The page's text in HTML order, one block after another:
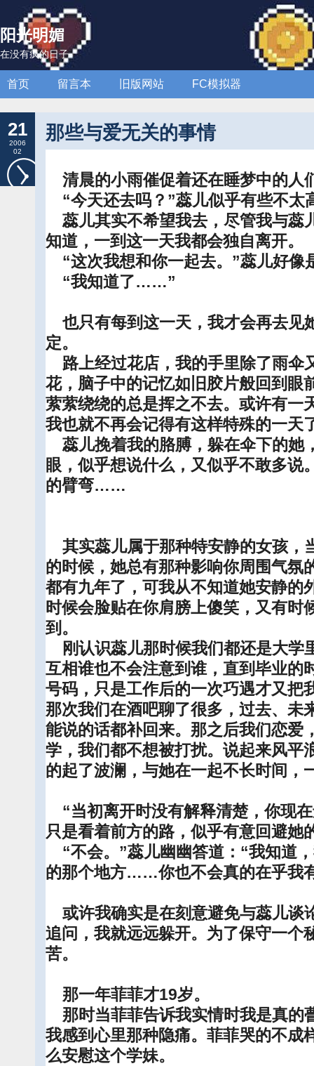
阳光明媚
在没有疯的日子
首页 留言本 旧版网站 FC模拟器
21
2006
02
那些与爱无关的事情
清晨的小雨催促着还在睡梦中的人
“今天还去吗？”蕊儿似乎有些不太
蕊儿其实不希望我去，尽管我与蕊
知道，一到这一天我都会独自离开。
“这次我想和你一起去。”蕊儿好像
“我知道了……”
也只有每到这一天，我才会再去见
定。
路上经过花店，我的手里除了雨伞
花，脑子中的记忆如旧胶片般回到眼
萦萦绕绕的总是挥之不去。或许有一
我也就不再会记得有这样特殊的一天
蕊儿挽着我的胳膊，躲在伞下的她
眼，似乎想说什么，又似乎不敢多说
的臂弯……
其实蕊儿属于那种特安静的女孩，
的时候，她总有那种影响你周围气氛
都有九年了，可我从不知道她安静的
时候会脸贴在你肩膀上傻笑，又有时
到。
刚认识蕊儿那时候我们都还是大学
互相谁也不会注意到谁，直到毕业的
号码，只是工作后的一次巧遇才又把
那次我们在酒吧聊了很多，过去、
能说的话都补回来。那之后我们恋爱
学，我们都不想被打扰。说起来风平
的起了波澜，与她在一起不长时间
“当初离开时没有解释清楚，你现
只是看着前方的路，似乎有意回避她
“不会。”蕊儿幽幽答道：“我知道
的那个地方……你也不会真的在乎我
或许我确实是在刻意避免与蕊儿谈
追问，我就远远躲开。为了保守一个
苦。
那一年菲菲才19岁。
那时当菲菲告诉我实情时我是真的
我感到心里那种隐痛。菲菲哭的不
么安慰这个学妹。